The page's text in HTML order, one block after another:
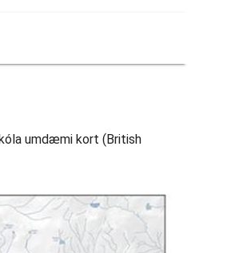
umdæmi kort (British